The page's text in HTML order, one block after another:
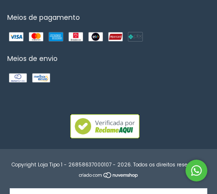
Meios de pagamento
Meios de envio
Copyright Loja Tipo 1 - 26858637000107 - 2026. Todos os direitos reservados.